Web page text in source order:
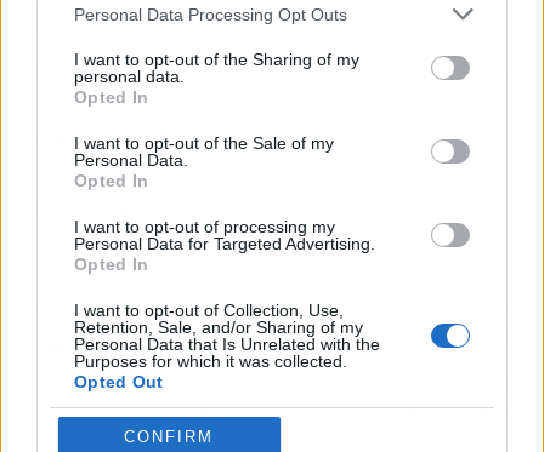
Personal Data Processing Opt Outs
I want to opt-out of the Sharing of my
personal data.
Opted In
I want to opt-out of the Sale of my
Personal Data.
Opted In
I want to opt-out of processing my
Personal Data for Targeted Advertising.
Opted In
I want to opt-out of Collection, Use,
Retention, Sale, and/or Sharing of my
Personal Data that Is Unrelated with the
Purposes for which it was collected.
Opted Out
CONFIRM
El chisme en 3 claves (TL;DR)
¿Quiénes son los protagonistas?Paula Echevarría y David
Bustamante, expareja y padres de Daniella.
¿Cuál es el drama?No hay drama: se reencontraron con
complicidad y ternura en la graduación.
que dos ex pueden ser cómplices sin rencores.
Artículo anterior
"Es algo que me costó
mucho": Alejandra Rubio
reaparece tras dejar la
televisión y cuenta cómo
es su nueva realidad
Zara, Mango, Massimo
de las rebajas de verano